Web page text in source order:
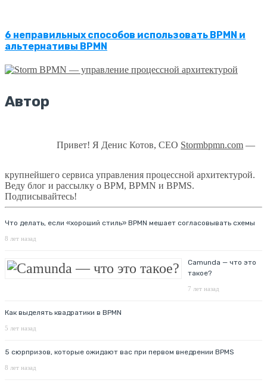
6 неправильных способов использовать BPMN и
альтернативы BPMN
Автор
Привет! Я Денис Котов, CEO Stormbpmn.com —
крупнейшего сервиса управления процессной архитектурой.
Веду блог и рассылку о BPM, BPMN и BPMS.
Подписывайтесь!
Что делать, если «хороший стиль» BPMN мешает согласовывать схемы
8 лет назад
Camunda — что это
такое?
7 лет назад
Как выделять квадратики в BPMN
5 лет назад
5 сюрпризов, которые ожидают вас при первом внедрении BPMS
8 лет назад